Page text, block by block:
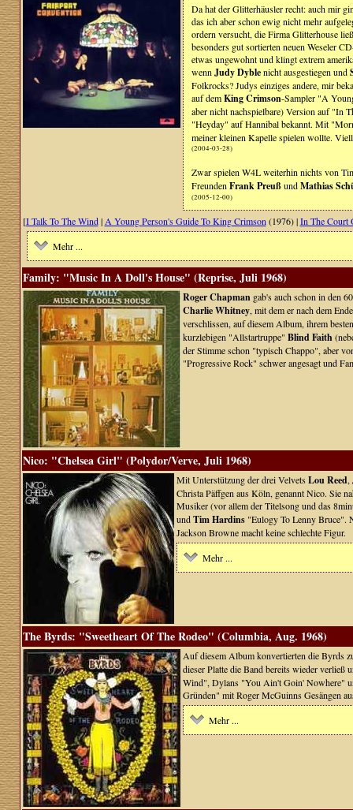
Da hat der Glitterhäusler recht: auch mir
das ich aber schon ewig nicht mehr
ordern versucht, die Firma Glitterhouse
besonders gut sortierten neuen Weseler
etwas ungewohnt und klingt extrem
wenn Judy Dyblenicht ausgestiegen und
Folkrocks? Judys einziges andere, mir
auf demKing Crimson-Sampler "A
aber nicht nachspielbare) Version auf "In
"Heyday" auf Hannibal bekannt. Mit
meiner kleinen Kapelle spielen wollte.
(2004-03-28)
Zwar spielen W4L weiterhin nichts von
Freunden Frank PreußundMathias
(2005-12-00)
[I Talk To The Wind| A Young Person's Guide To King Crimson (1976) |In The Court
Mehr ...
Family: "Music In A Doll's House" (Reprise, Juli 1968)
Roger Chapman gab's auch schon in den
Charlie Whitney, mit dem er nach dem
verschlissen, auf diesem Album, ihrem
kurzlebigen "Allstartruppe" Blind Faith
der Stimme schon "typisch Chappo", aber
"Progressive Rock" schwer angesagt und
Nico: "Chelsea Girl" (Polydor/Verve, Juli 1968)
Mit Unterstützung der drei VelvetsLou Reed,
Christa Päffgen aus Köln, genannt Nico. Sie
Musiker (vor allem der Titelsong und das
undTim Hardins"Eulogy To Lenny Bruce".
Jackson Browne macht keine schlechte Figur.
Mehr ...
The Byrds: "Sweetheart Of The Rodeo" (Columbia, Aug. 1968)
Auf diesem Album konvertierten die Byrds
dieser Platte die Band bereits wieder verließ
Wind", Dylans "You Ain't Goin' Nowhere"
Gründen" mit Roger McGuinns Gesängen
Mehr ...